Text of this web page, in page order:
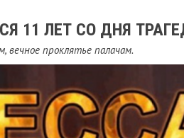
11 ЛЕТ СО ДНЯ
проклятье палачам.